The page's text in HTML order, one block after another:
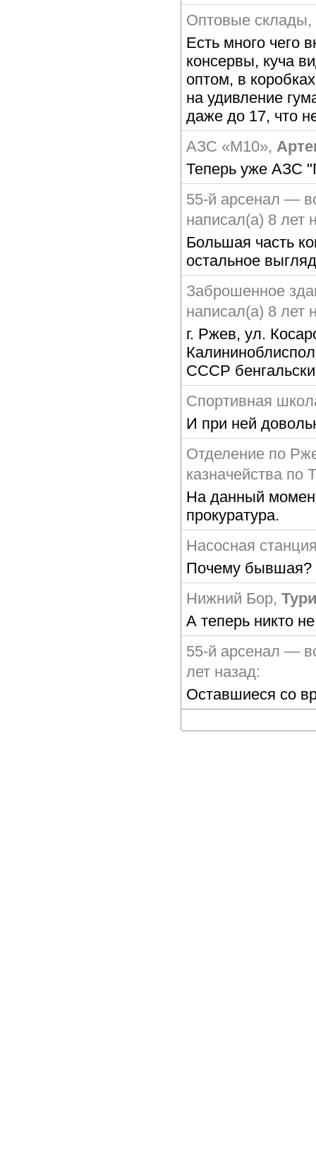
Оптовые склады,
Есть много чего
консервы, куча
оптом, в
на удивление
даже до 17, что
АЗС «М10»,
Теперь уже АЗС
55-й арсенал —
написал(а) 8 лет
Большая часть
остальное
Заброшенное
написал(а) 8 лет
г. Ржев, ул.
СССР
Спортивная
И при ней
Отделение по
казначейства по
На данный
прокуратура.
Насосная
Почему
Нижний Бор,
А теперь никто
55-й арсенал —
лет назад:
Оставшиеся со